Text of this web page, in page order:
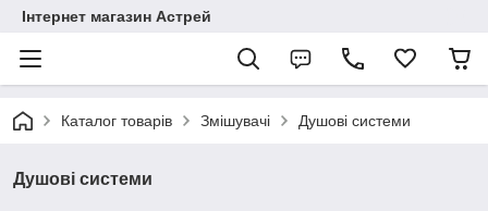
Інтернет магазин Астрей
Каталог товарів Змішувачі Душові системи
Душові системи